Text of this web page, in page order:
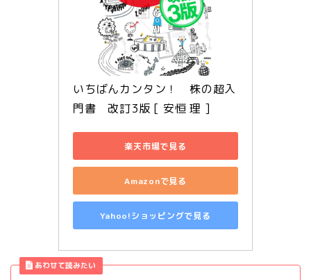
いちばんカンタン！　株の超入
門書　改訂3版 [ 安恒 理 ]
楽天市場で見る
Amazonで見る
Yahoo!ショッピングで見る